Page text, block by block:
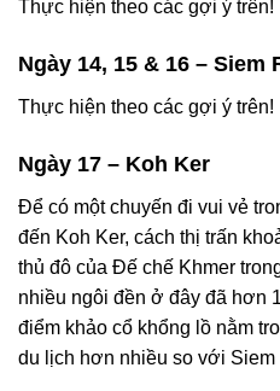
Thực hiện theo các gợi ý trên!
Ngày 14, 15 & 16 – Siem
Thực hiện theo các gợi ý trên!
Ngày 17 – Koh Ker
Để có một chuyến đi vui vẻ
đến Koh Ker, cách thị trấn
thủ đô của Đế chế Khmer
nhiều ngôi đền ở đây đã hơn
điểm khảo cổ khổng lồ nằm
du lịch hơn nhiều so với Siem